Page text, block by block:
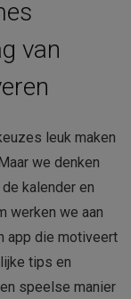
zijn, wat
Badstraat
geven
Onder
we: het
bijwerken,
door
van
leuk maken
we denken
kalender en
werken we aan
app die motiveert
tips en
speelse manier